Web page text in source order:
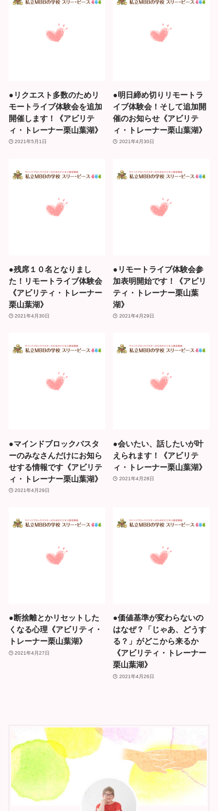
●リクエスト多数のためリ
モートライブ体験会を追加
開催します！《アビリテ
ィ・トレーナー栗山葉湖》
2021年5月1日
●明日締め切りリモートラ
イブ体験会！そして追加開
催のお知らせ《アビリテ
ィ・トレーナー栗山葉湖》
2021年4月30日
●残席１０名となりまし
た！リモートライブ体験会
《アビリティ・トレーナー
栗山葉湖》
2021年4月30日
●リモートライブ体験会参
加表明開始です！《アビリ
ティ・トレーナー栗山葉
湖》
2021年4月29日
●マインドブロックバスタ
ーのみなさんだけにお知ら
せする情報です《アビリテ
ィ・トレーナー栗山葉湖》
2021年4月29日
●会いたい、話したいが叶
えられます！《アビリテ
ィ・トレーナー栗山葉湖》
2021年4月28日
●断捨離とかリセットした
くなる心理《アビリティ・
トレーナー栗山葉湖》
2021年4月27日
●価値基準が変わらないの
はなぜ？「じゃあ、どうす
る？」がどこから来るか
《アビリティ・トレーナー
栗山葉湖》
2021年4月26日